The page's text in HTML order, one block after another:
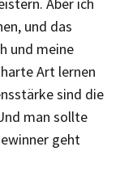
und das
und meine
Art lernen
sind die
man sollte
geht